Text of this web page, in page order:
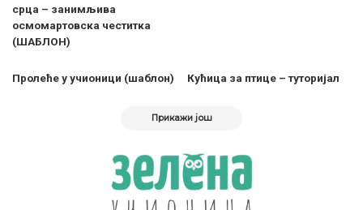
срца – занимљива
осмомартовска честитка
(ШАБЛОН)
Пролеће у учионици (шаблон) Кућица за птице – туторијал
Прикажи још